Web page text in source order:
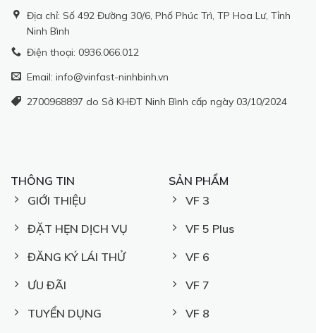
Địa chỉ: Số 492 Đường 30/6, Phố Phúc Trì, TP Hoa Lư, Tỉnh
Ninh Bình
Điện thoại: 0936.066.012
Email: info@vinfast-ninhbinh.vn
2700968897 do Sở KHĐT Ninh Bình cấp ngày 03/10/2024
THÔNG TIN
GIỚI THIỆU
ĐẶT HẸN DỊCH VỤ
ĐĂNG KÝ LÁI THỬ
ƯU ĐÃI
TUYỂN DỤNG
SẢN PHẨM
VF 3
VF 5 Plus
VF 6
VF 7
VF 8